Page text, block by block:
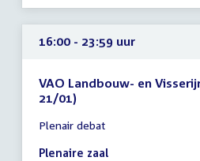
16:00 - 23:59 uur
VAO Landbouw- en
21/01)
vergadering
16:00
Plenair debat
Plenaire zaal